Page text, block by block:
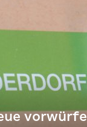
vorwürfe